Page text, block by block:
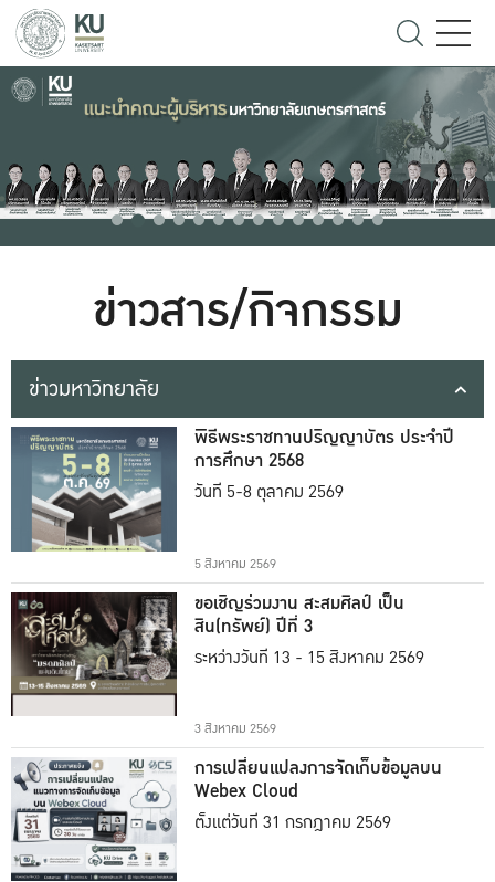
ข่าวสาร/กิจกรรม
ข่าวมหาวิทยาลัย
พิธีพระราชทานปริญญาบัตร ประจำปี
การศึกษา 2568
วันที่ 5-8 ตุลาคม 2569
5 สิงหาคม 2569
ขอเชิญร่วมงาน สะสมศิลป์ เป็น
สิน(ทรัพย์) ปีที่ 3
ระหว่างวันที่ 13 - 15 สิงหาคม 2569
3 สิงหาคม 2569
การเปลี่ยนแปลงการจัดเก็บข้อมูลบน
Webex Cloud
ตั้งแต่วันที่ 31 กรกฎาคม 2569